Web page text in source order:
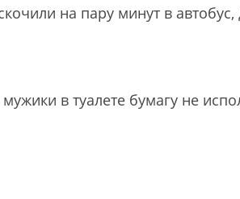
на пару минут в
в туалете бумагу не